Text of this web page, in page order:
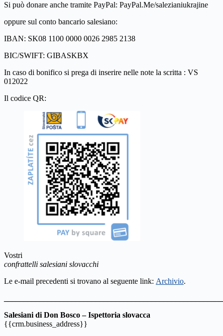
Si può donare anche tramite PayPal: PayPal.Me/salezianiukrajine
oppure sul conto bancario salesiano:
IBAN: SK08 1100 0000 0026 2985 2138
BIC/SWIFT: GIBASKBX
In caso di bonifico si prega di inserire nelle note la scritta : VS
012022
Il codice QR:
Vostri
confrattelli salesiani slovacchi
Le e-mail precedenti si trovano al seguente link: Archivio.
Salesiani di Don Bosco – Ispettoria slovacca
{{crm.business_address}}